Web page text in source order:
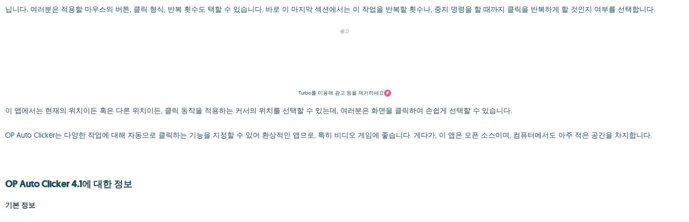
닙니다. 여러분은 적용할 마우스의 버튼, 클릭 형식, 반복 횟수도 택할 수 있습니다. 바로 이 마지막 섹션에서는 이 작업을 반복할 횟수나, 중지 명령을 할 때까지 클릭을 반복하게 할 것인지 여부를 선택합니다.
광고
Turbo를 이용해 광고 등을 제거하세요
이 앱에서는 현재의 위치이든 혹은 다른 위치이든, 클릭 동작을 적용하는 커서의 위치를 선택할 수 있는데, 여러분은 화면을 클릭하여 손쉽게 선택할 수 있습니다.
OP Auto Clicker는 다양한 작업에 대해 자동으로 클릭하는 기능을 지정할 수 있어 환상적인 앱으로, 특히 비디오 게임에 좋습니다. 게다가, 이 앱은 오픈 소스이며, 컴퓨터에서도 아주 적은 공간을 차지합니다.
OP Auto Clicker 4.1에 대한 정보
기본 정보